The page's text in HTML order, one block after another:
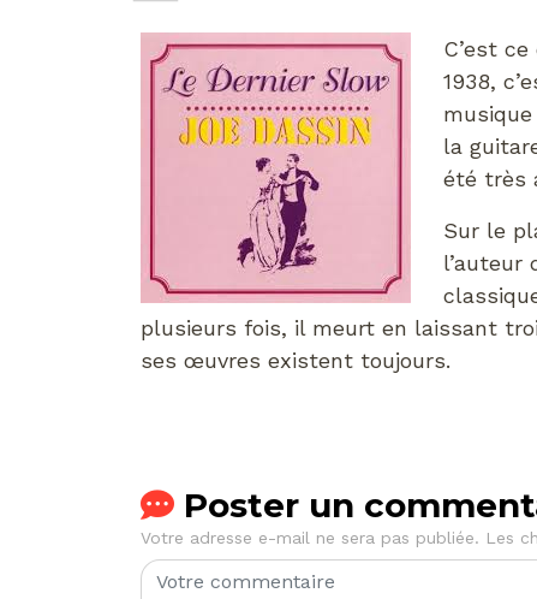
C’est
1938,
la
été très
Sur le
l’auteur
plusieurs fois, il meurt en laissant
ses œuvres existent toujours.
Poster un
Votre adresse e-mail ne sera pas publiée. Les